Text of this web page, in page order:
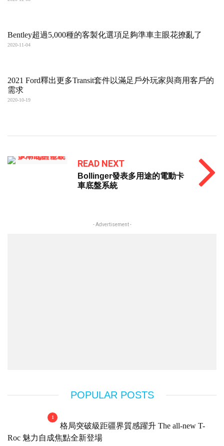
Bentley超過5,000種的客製化選項足夠準車主眼花撩亂了
2020-11-04
2021 Ford釋出更多Transit套件以滿足戶外玩家與商用客戶的
需求
2020-10-19
READ NEXT
Bollinger發表多用途的電動卡
車底盤系統
- Advertisement -
POPULAR POSTS
1
格局突破級距疆界質感躍升 The all-new T-
Roc 魅力自成焦點全新登場